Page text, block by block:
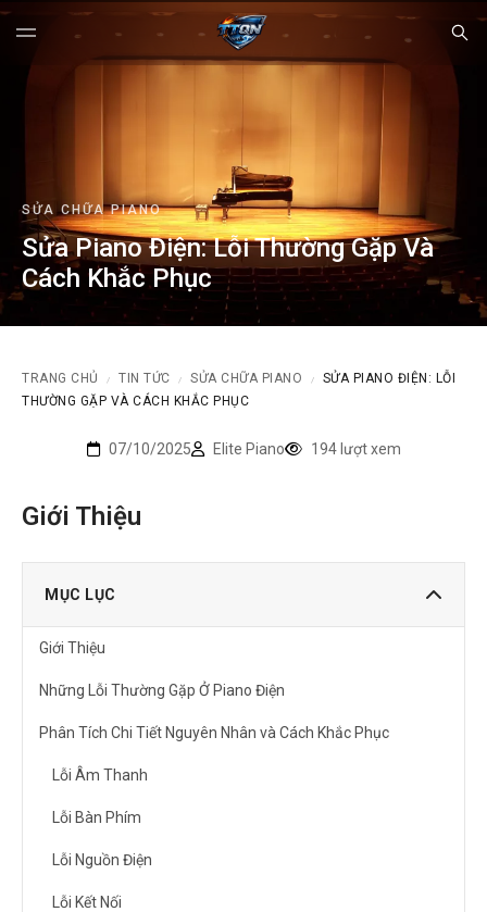
SỬA CHỮA PIANO
Sửa Piano Điện: Lỗi Thường Gặp Và
Cách Khắc Phục
TRANG CHỦ / TIN TỨC / SỬA CHỮA PIANO /
SỬA PIANO ĐIỆN: LỖI
THƯỜNG GẶP VÀ CÁCH KHẮC PHỤC
07/10/2025 Elite Piano 194 lượt xem
Giới Thiệu
MỤC LỤC
Giới Thiệu
Những Lỗi Thường Gặp Ở Piano Điện
Phân Tích Chi Tiết Nguyên Nhân và Cách Khắc Phục
Lỗi Âm Thanh
Lỗi Bàn Phím
Lỗi Nguồn Điện
Lỗi Kết Nối